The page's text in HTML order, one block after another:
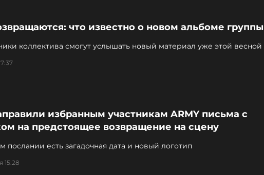
что известно о новом альбоме группы
коллектива смогут услышать новый материал уже этой весной
избранным участникам ARMY письма с
на предстоящее возвращение на сцену
послании есть загадочная дата и новый логотип
15:28